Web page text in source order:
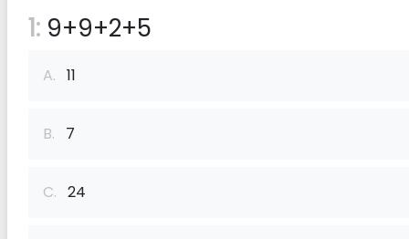
1: 9+9+2+5
A. 11
B. 7
C. 24